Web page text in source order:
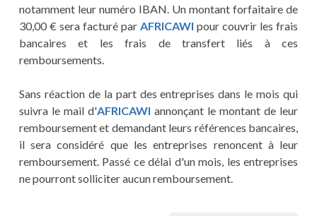
notamment leur numéro IBAN. Un montant forfaitaire de
30,00 € sera facturé parAFRICAWIpour couvrir les frais
bancaires et les frais de transfert liés à ces
remboursements.
Sans réaction de la part des entreprises dans le mois qui
suivra le mail d'AFRICAWI annonçant le montant de leur
remboursement et demandant leurs références bancaires,
il sera considéré que les entreprises renoncent à leur
remboursement. Passé ce délai d'un mois, les entreprises
ne pourront solliciter aucun remboursement.